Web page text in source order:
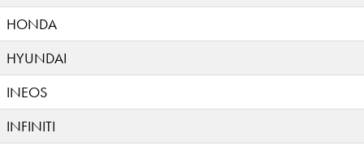
HONDA
HYUNDAI
INEOS
INFINITI